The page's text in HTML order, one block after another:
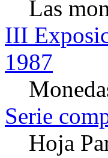
Las
III
1987
Serie
Hoja